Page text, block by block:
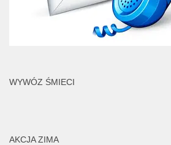
WYWÓZ ŚMIECI
AKCJA ZIMA